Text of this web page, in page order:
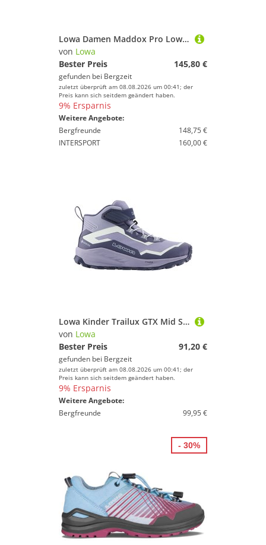
Lowa Damen Maddox Pro Low Schuhe
von Lowa
Bester Preis
145,80 €
gefunden bei Bergzeit
zuletzt überprüft am 08.08.2026 um 00:41; der
Preis kann sich seitdem geändert haben.
9% Ersparnis
Weitere Angebote:
Bergfreunde
148,75 €
INTERSPORT
160,00 €
Lowa Kinder Trailux GTX Mid Schuhe
von Lowa
Bester Preis
91,20 €
gefunden bei Bergzeit
zuletzt überprüft am 08.08.2026 um 00:41; der
Preis kann sich seitdem geändert haben.
9% Ersparnis
Weitere Angebote:
Bergfreunde
99,95 €
- 30%